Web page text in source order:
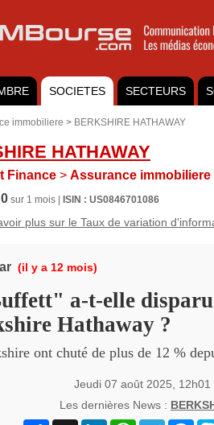
SOCIETES SECTEURS
immobiliere > BERKSHIRE HATHAWAY
HATHAWAY
Finance > Assurance immobiliere
0 sur 1 mois |
ISIN : US0846701086
plus sur le Taux de variation
(il y a 12 mois)
a-t-elle
Hathaway ?
ont chuté de plus de 12 %
Jeudi 07 août 2025,
Les dernières News :